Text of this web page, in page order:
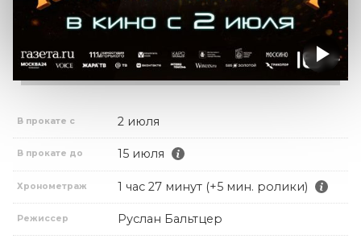
В прокате с 2 июля
В прокате до 15 июля
Хронометраж 1 час 27 минут (+5 мин. ролики)
Режиссер Руслан Бальтцер